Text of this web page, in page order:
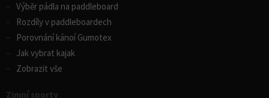
Výběr pádla na paddleboard
Rozdíly v paddleboardech
Porovnání kánoí Gumotex
Jak vybrat kajak
Zobrazit vše
Zimní sporty